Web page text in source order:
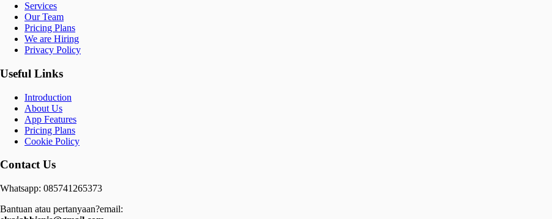
Services
Our Team
Pricing Plans
We are Hiring
Privacy Policy
Useful Links
Introduction
About Us
App Features
Pricing Plans
Cookie Policy
Contact Us
Whatsapp: 085741265373
Bantuan atau pertanyaan?email: